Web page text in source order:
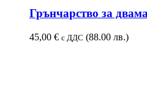
Грънчарствo за
45,00 € с ДДС (88.00 лв.)